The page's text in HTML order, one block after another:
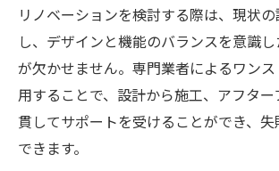
リノベーションを検討する際は、現状
し、デザインと機能のバランスを意識
が欠かせません。専門業者によるワン
用することで、設計から施工、アフタ
貫してサポートを受けることができ、
できます。